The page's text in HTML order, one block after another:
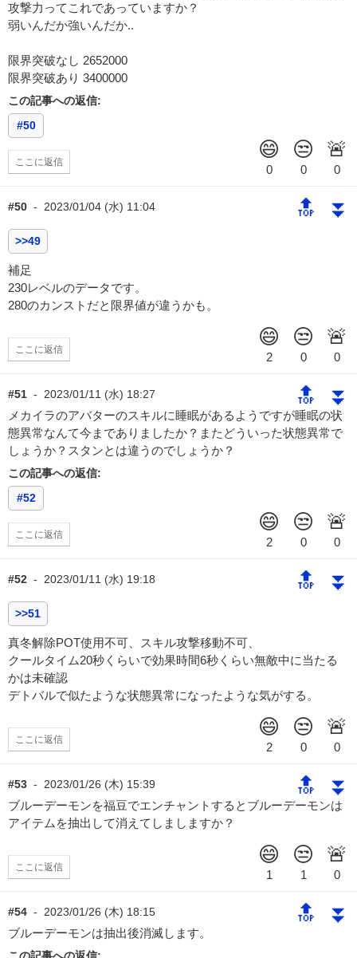
攻撃力ってこれであっていますか？
弱いんだか強いんだか..
限界突破なし 2652000
限界突破あり 3400000
この記事への返信:
#50
ここに返信
#50 - 2023/01/04 (水) 11:04 🔝 ⏬
>>49
補足
230レベルのデータです。
280のカンストだと限界値が違うかも。
ここに返信
#51 - 2023/01/11 (水) 18:27 🔝 ⏬
メカイラのアバターのスキルに睡眠があるようですが睡眠の状
態異常なんて今までありましたか？またどういった状態異常で
しょうか？スタンとは違うのでしょうか？
この記事への返信:
#52
ここに返信
#52 - 2023/01/11 (水) 19:18 🔝 ⏬
>>51
真冬解除POT使用不可、スキル攻撃移動不可、
クールタイム20秒くらいで効果時間6秒くらい無敵中に当たる
かは未確認
デトバルで似たような状態異常になったような気がする。
ここに返信
#53 - 2023/01/26 (木) 15:39 🔝 ⏬
ブルーデーモンを福豆でエンチャントするとブルーデーモンは
アイテムを抽出して消えてしましますか？
ここに返信
#54 - 2023/01/26 (木) 18:15 🔝 ⏬
ブルーデーモンは抽出後消滅します。